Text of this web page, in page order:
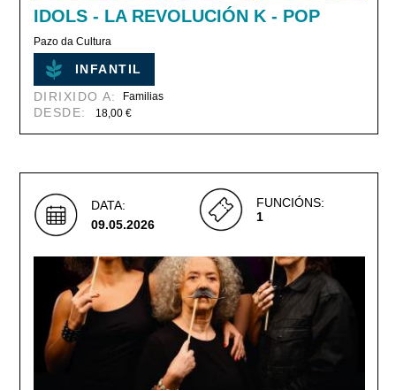
IDOLS - LA REVOLUCIÓN K - POP
Pazo da Cultura
INFANTIL
DIRIXIDO A:
Familias
DESDE: 18,00 €
DATA:
09.05.2026
FUNCIÓNS:
1